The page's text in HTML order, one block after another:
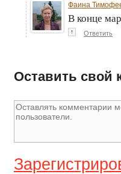
Фаина
В конце
↑ Ответить
Оставить свой